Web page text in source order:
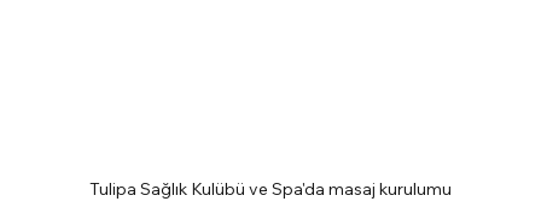
Tulipa Sağlık Kulübü ve Spa'da masaj kurulumu